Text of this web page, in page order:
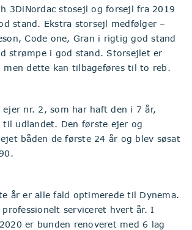
3DiNordac stosejl og forsejl fra 2019
stand. Ekstra storsejl medfølger –
Code one, Gran i rigtig god stand
strømpe i god stand. Storsejlet er
men dette kan tilbageføres til to reb.
ejer nr. 2, som har haft den i 7 år,
udlandet. Den første ejer og
båden de første 24 år og blev søsat
år er alle fald optimerede til Dynema.
serviceret hvert år. I
er bunden renoveret med 6 lag